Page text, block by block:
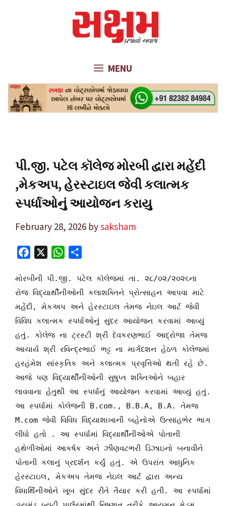
MENU
પી.જી. પટેલ કૉલેજ મોરબી દ્વારા મહેંદી
,મેકઅપ, હેરસ્ટાઇલ જેવી કલાત્મક
સ્પર્ધાઓનું આયોજન કરાયુ
February 28, 2026 bysaksham
c
e
b
o
a
t
A
p
p
a
r
e
મોરબીની પી.જી. પટેલ કૉલેજમાં તા. ૨૮/૦૨/૨૦૨૬ના
રોજ વિદ્યાર્થીનીઓની કલાશક્તિને પ્રોત્સાહન આપવા માટે
મહેંદી, મેકઅપ અને હેરસ્ટાઇલ તેમજ નેઇલ આર્ટ જેવી
વિવિધ કલાત્મક સ્પર્ધાઓનું સુંદર આયોજન કરવામાં આવ્યું
હતું. કોલેજ ના ટ્રસ્ટી શ્રી દેવકરણભાઈ આદ્રોજા તેમજ
આચાર્ય શ્રી રવિન્દ્રભાઈ ભટ્ટ ના માર્ગદશન હેઠળ કોલેજમાં
હરહંમેશ સાંસ્કૃતિક અને કલાત્મક પ્રવૃત્તિઓ થતી રહે છે.
આજે પણ વિદ્યાર્થીનીઓની સુષુપ્ત શક્તિઓને બહાર
લાવવાના હેતુથી આ સ્પર્ધાનું આયોજન કરવામાં આવ્યું હતું.
આ સ્પર્ધામાં કોલેજની B.com., B.B.A, B.A. તેમજ
M.com જેવી વિવિધ વિદ્યાશાખાની બહેનોએ ઉત્સાહભેર ભાગ
લીધો હતો . આ સ્પર્ધામાં વિદ્યાર્થીનીઓએ પોતાની
હથેળીઓમાં આકર્ષક અને ઝીણવટભરી ડિઝાઇનો બનાવીને
પોતાની કલાનું પ્રદર્શન કર્યું હતું. એ ઉપરાંત આધુનિક
હેરસ્ટાઇલ, મેકઅપ તેમજ નેઇલ આર્ટ દ્વારા અન્ય
વિધાર્થિનીઓને ખૂબ સુંદર રીતે તૈયાર કરી હતી. આ સ્પર્ધામાં